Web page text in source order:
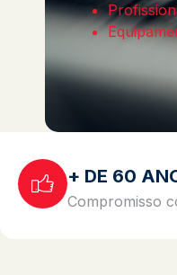
+ DE 60
Compromisso